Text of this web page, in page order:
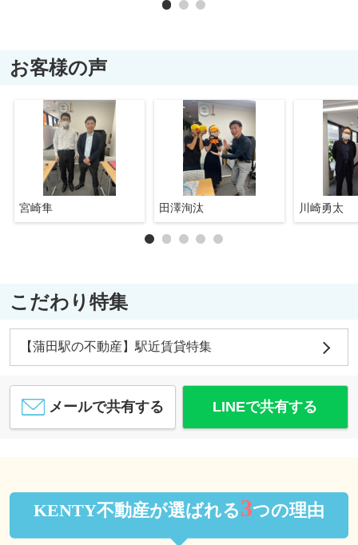
お客様の声
宮崎隼 田澤洵汰 川崎勇太
こだわり特集
【蒲田駅の不動産】駅近賃貸特集
メールで共有する LINEで共有する
KENTY不動産が選ばれる3つの理由